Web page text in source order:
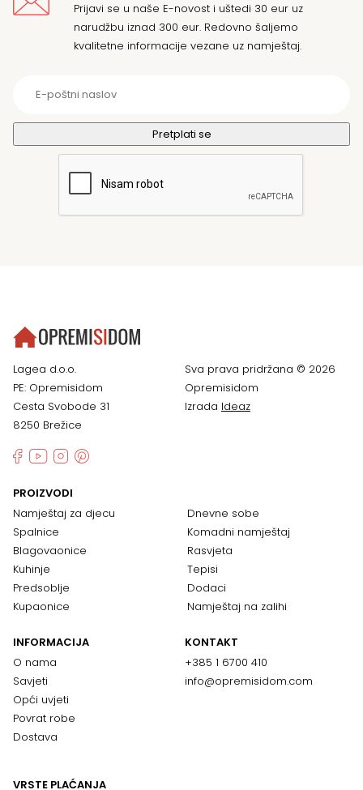
Prijavi se u naše E-novost i uštedi 30 eur uz
narudžbu iznad 300 eur. Redovno šaljemo
kvalitetne informacije vezane uz namještaj.
Lagea d.o.o.
PE: Opremisidom
Cesta Svobode 31
8250 Brežice
Sva prava pridržana © 2026
Opremisidom
Izrada Ideaz
PROIZVODI
Namještaj za djecu
Spalnice
Blagovaonice
Kuhinje
Predsoblje
Kupaonice
Dnevne sobe
Komadni namještaj
Rasvjeta
Tepisi
Dodaci
Namještaj na zalihi
INFORMACIJA
O nama
Savjeti
Opći uvjeti
Povrat robe
Dostava
KONTAKT
+385 1 6700 410
info@opremisidom.com
VRSTE PLAĆANJA